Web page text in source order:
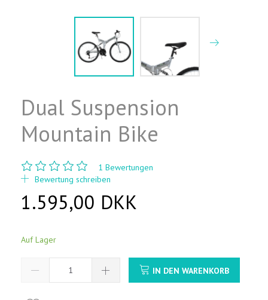
Dual Suspension
Mountain Bike
1 Bewertungen
Bewertung schreiben
1.595,00 DKK
Auf Lager
IN DEN WARENKORB